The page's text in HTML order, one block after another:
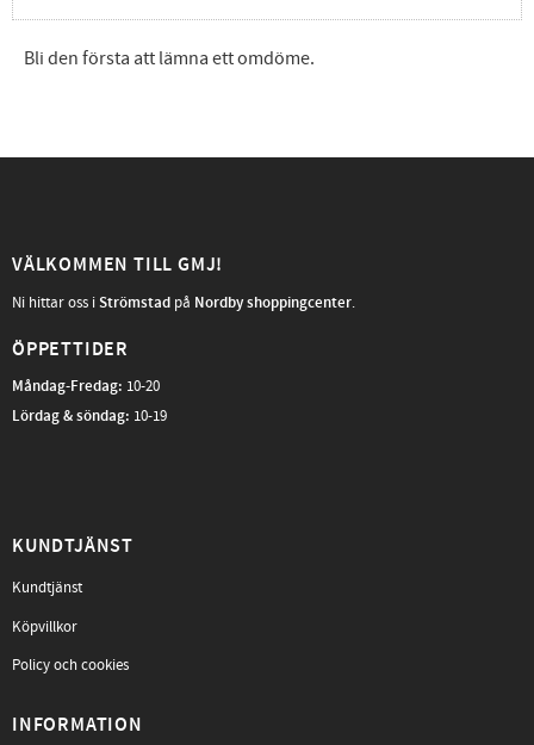
Bli den första att lämna ett omdöme.
VÄLKOMMEN TILL GMJ!
Ni hittar oss iStrömstad på Nordby shoppingcenter.
ÖPPETTIDER
Måndag-Fredag: 10-20
Lördag & söndag: 10-19
KUNDTJÄNST
Kundtjänst
Köpvillkor
Policy och cookies
INFORMATION